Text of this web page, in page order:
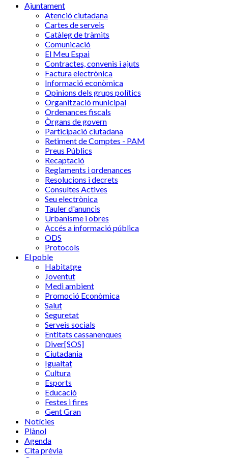
Ajuntament
Atenció ciutadana
Cartes de serveis
Catàleg de tràmits
Comunicació
El Meu Espai
Contractes, convenis i ajuts
Factura electrònica
Informació econòmica
Opinions dels grups polítics
Organització municipal
Ordenances fiscals
Òrgans de govern
Participació ciutadana
Retiment de Comptes - PAM
Preus Públics
Recaptació
Reglaments i ordenances
Resolucions i decrets
Consultes Actives
Seu electrònica
Tauler d'anuncis
Urbanisme i obres
Accés a informació pública
ODS
Protocols
El poble
Habitatge
Joventut
Medi ambient
Promoció Econòmica
Salut
Seguretat
Serveis socials
Entitats cassanenques
Diver[SOS]
Ciutadania
Igualtat
Cultura
Esports
Educació
Festes i fires
Gent Gran
Notícies
Plànol
Agenda
Cita prèvia